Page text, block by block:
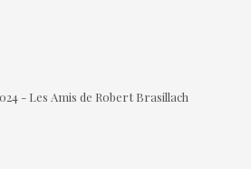
- Les Amis de Robert Brasillach